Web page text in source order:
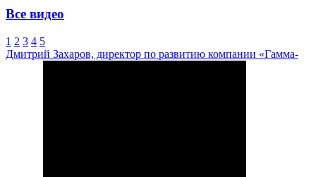
Все видео
1 2 3 4 5
Дмитрий Захаров, директор по развитию компании «Гамма-